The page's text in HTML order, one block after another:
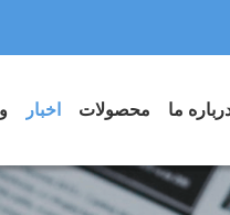
ما محصولات اخبار